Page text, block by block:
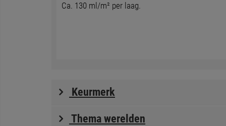
Ca. 130 ml/m² per laag.
Keurmerk
Thema werelden